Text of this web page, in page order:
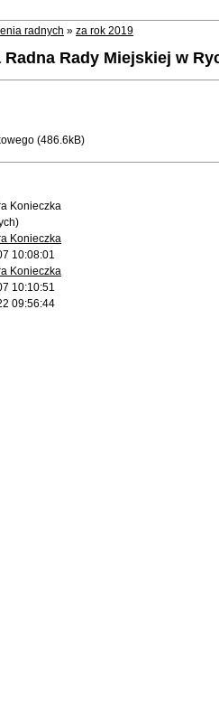
radnych » za rok 2019
Rady Miejskiej w
(486.6kB)
Konieczka
Konieczka
10:08:01
Konieczka
10:10:51
09:56:44